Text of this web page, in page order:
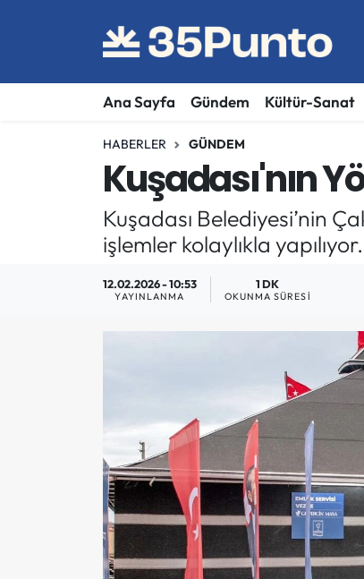
Ana Sayfa Gündem Kültür-Sanat
HABERLER GÜNDEM
Kuşadası'nın
Kuşadası Belediyesi’nin
işlemler kolaylıkla yapılıyor.
12.02.2026 - 10:53
YAYINLANMA
1 DK
OKUNMA SÜRESI